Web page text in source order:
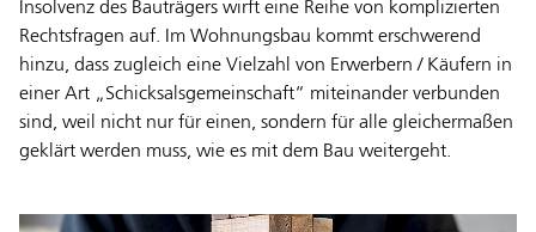
Insolvenz des Bauträgers wirft eine Reihe von komplizierten
Rechtsfragen auf. Im Wohnungsbau kommt erschwerend
hinzu, dass zugleich eine Vielzahl von Erwerbern / Käufern in
einer Art „Schicksalsgemeinschaft“ miteinander verbunden
sind, weil nicht nur für einen, sondern für alle gleichermaßen
geklärt werden muss, wie es mit dem Bau weitergeht.